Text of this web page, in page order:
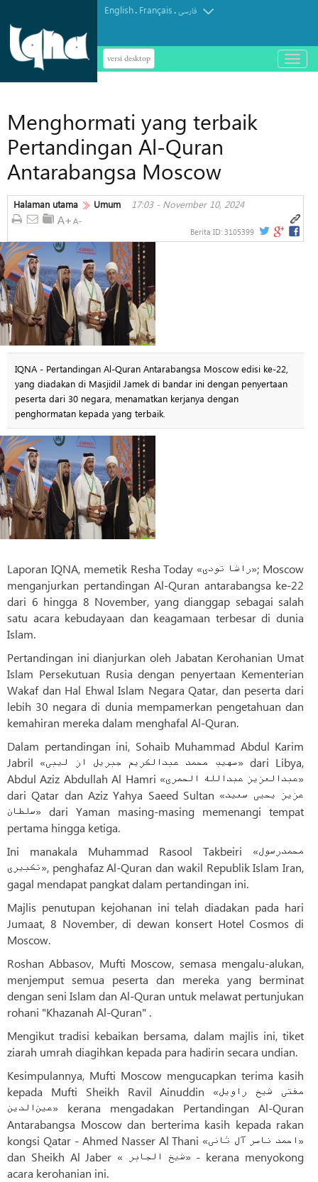
English. Français.فارسی
versi desktop
باز
و
Menghormati yang terbaik
Pertandingan Al-Quran
Antarabangsa Moscow
Halaman utama Umum 17:03 - November 10, 2024
Berita ID: 3105399
IQNA - Pertandingan Al-Quran Antarabangsa Moscow edisi ke-22,
yang diadakan di Masjidil Jamek di bandar ini dengan penyertaan
peserta dari 30 negara, menamatkan kerjanya dengan
penghormatan kepada yang terbaik.
Laporan IQNA, memetik Resha Today «راشا تودی»; Moscow
menganjurkan pertandingan Al-Quran antarabangsa ke-22
dari 6 hingga 8 November, yang dianggap sebagai salah
satu acara kebudayaan dan keagamaan terbesar di dunia
Islam.
Pertandingan ini dianjurkan oleh Jabatan Kerohanian Umat
Islam Persekutuan Rusia dengan penyertaan Kementerian
Wakaf dan Hal Ehwal Islam Negara Qatar, dan peserta dari
lebih 30 negara di dunia mempamerkan pengetahuan dan
kemahiran mereka dalam menghafal Al-Quran.
Dalam pertandingan ini, Sohaib Muhammad Abdul Karim
Jabril «صهیب محمد عبدالکریم جبریل از لیبی» dari Libya,
Abdul Aziz Abdullah Al Hamri «عبدالعزیز عبدالله الحمری»
dari Qatar dan Aziz Yahya Saeed Sultan «عزیز یحیی سعید
سلطان» dari Yaman masing-masing memenangi tempat
pertama hingga ketiga.
Ini manakala Muhammad Rasool Takbeiri «محمدرسول
تکبیری», penghafaz Al-Quran dan wakil Republik Islam Iran,
gagal mendapat pangkat dalam pertandingan ini.
Majlis penutupan kejohanan ini telah diadakan pada hari
Jumaat, 8 November, di dewan konsert Hotel Cosmos di
Moscow.
Roshan Abbasov, Mufti Moscow, semasa mengalu-alukan,
menjemput semua peserta dan mereka yang berminat
dengan seni Islam dan Al-Quran untuk melawat pertunjukan
rohani "Khazanah Al-Quran" .
Mengikut tradisi kebaikan bersama, dalam majlis ini, tiket
ziarah umrah diagihkan kepada para hadirin secara undian.
Kesimpulannya, Mufti Moscow mengucapkan terima kasih
kepada Mufti Sheikh Ravil Ainuddin «مفتی شیخ راویل
عین‌الدین» kerana mengadakan Pertandingan Al-Quran
Antarabangsa Moscow dan berterima kasih kepada rakan
kongsi Qatar - Ahmed Nasser Al Thani «احمد ناصر آل ثانی»
dan Sheikh Al Jaber « شیخ الجابر» - kerana menyokong
acara kerohanian ini.